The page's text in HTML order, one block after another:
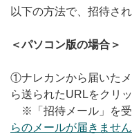
よくある質問
資料ダウンロード
無料トライアル
ログイン
以下の方法で、招待さ
＜パソコン版の場合＞
①ナレカンから届いた
ら送られたURLをクリッ
※「招待メール」を受
らのメールが届きません